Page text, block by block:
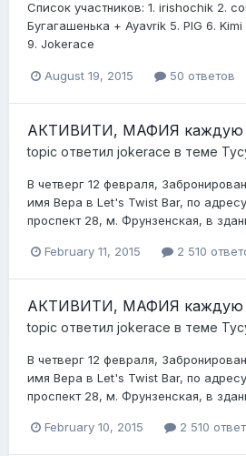
Список участников: 1. irishochik 2.
Бугагашенька + Ayavrik 5. PIG 6.
9. Jokerace
August 19, 2015 50 ответов
АКТИВИТИ, МАФИЯ каждую
topic ответил jokerace в теме
В четверг 12 февраля,
имя Вера в Let's Twist Bar, по
проспект 28, м. Фрунзенская, в
February 11, 2015 2 510
АКТИВИТИ, МАФИЯ каждую
topic ответил jokerace в теме
В четверг 12 февраля,
имя Вера в Let's Twist Bar, по
проспект 28, м. Фрунзенская, в
February 10, 2015 2 510